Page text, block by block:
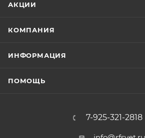
АКЦИИ
КОМПАНИЯ
ИНФОРМАЦИЯ
ПОМОЩЬ
7-925-321-2818